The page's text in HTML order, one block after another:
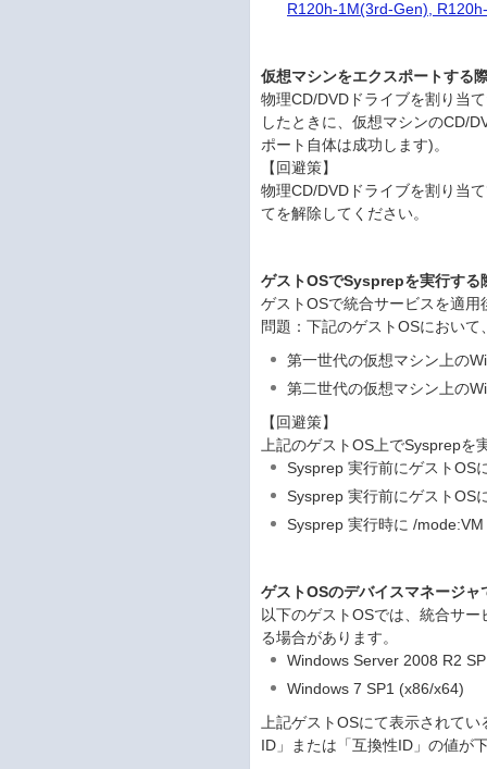
R120h-1M(3rd-Gen),
仮想マシンをエクスポートする
物理CD/DVDドライブを割り当
したときに、仮想マシンのCD/
ポート自体は成功します)。
【回避策】
物理CD/DVDドライブを割り当
てを解除してください。
ゲストOSでSysprepを実行する
ゲストOSで統合サービスを適
問題：下記のゲストOSにおい
第一世代の仮想マシン上の
第二世代の仮想マシン上の
【回避策】
上記のゲストOS上でSysprep
Sysprep 実行前にゲストOS
Sysprep 実行前にゲストOS
Sysprep 実行時に /
ゲストOSのデバイスマネージ
以下のゲストOSでは、統合サ
る場合があります。
Windows Server 2008 R2
Windows 7 SP1 (x86/x64)
上記ゲストOSにて表示されて
ID」または「互換性ID」の値が